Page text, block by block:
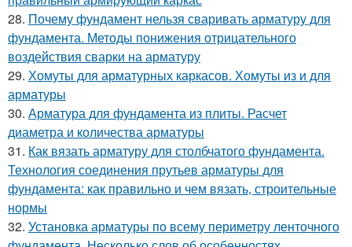
28. Почему фундамент нельзя сваривать арматуру для
фундамента. Методы понижения отрицательного
воздействия сварки на арматуру
29. Хомуты для арматурных каркасов. Хомуты из и для
арматуры
30. Арматура для фундамента из плиты. Расчет
диаметра и количества арматуры
31. Как вязать арматуру для столбчатого фундамента.
Технология соединения прутьев арматуры для
фундамента: как правильно и чем вязать, строительные
нормы
32. Установка арматуры по всему периметру ленточного